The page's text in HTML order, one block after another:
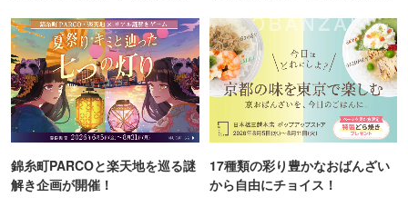
錦糸町PARCOと楽天地を巡る謎
解き企画が開催！
17種類の彩り豊かなおばんざい
から自由にチョイス！